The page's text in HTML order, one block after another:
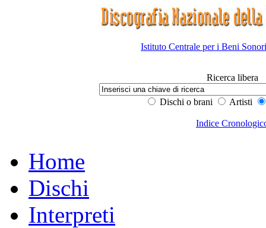
Istituto Centrale per i Beni
Ricerca libera
Dischi o brani Artisti
Indice
Home
Dischi
Interpreti